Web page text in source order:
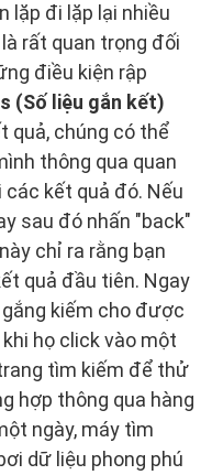
lặp đi lặp lại nhiều
rất quan trọng đối
điều kiện rập
(Số liệu gắn kết)
quả, chúng có thể
thông qua quan
kết quả đó. Nếu
sau đó nhấn "back"
chỉ ra rằng bạn
quả đầu tiên. Ngay
kiếm cho được
họ click vào một
tìm kiếm để thử
hợp thông qua hàng
ngày, máy tìm
dữ liệu phong phú